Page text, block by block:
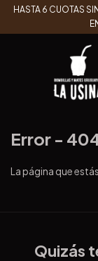
HASTA 6 CUOTAS
Error -
La página que
Quizás